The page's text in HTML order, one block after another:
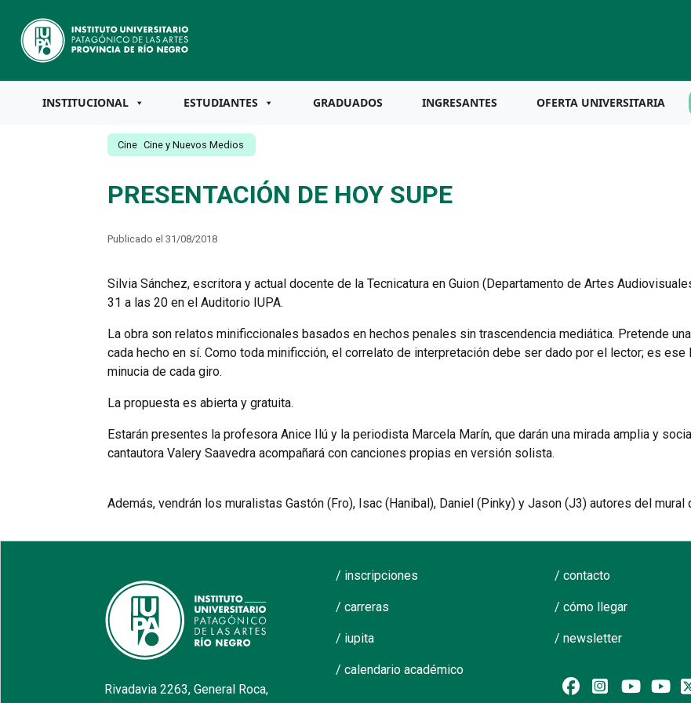
INSTITUCIONAL ESTUDIANTES GRADUADOS INGRESANTES OFERTA UNIVERSITARIA
Cine Cine y Nuevos Medios
PRESENTACIÓN DE HOY SUPE
Publicado el 31/08/2018
Silvia Sánchez, escritora y actual docente de la Tecnicatura en Guion (Departamento de Artes
31 a las 20 en el Auditorio IUPA.
La obra son relatos minificcionales basados en hechos penales sin trascendencia mediática. Pretende
cada hecho en sí. Como toda minificción, el correlato de interpretación debe ser dado por el lector; es
minucia de cada giro.
La propuesta es abierta y gratuita.
Estarán presentes la profesora Anice Ilú y la periodista Marcela Marín, que darán una mirada amplia y
cantautora Valery Saavedra acompañará con canciones propias en versión solista.
Además, vendrán los muralistas Gastón (Fro), Isac (Hanibal), Daniel (Pinky) y Jason (J3) autores del
Rivadavia 2263, General Roca,
/ inscripciones
/ carreras
/ iupita
/ calendario académico
/ contacto
/ cómo llegar
/ newsletter